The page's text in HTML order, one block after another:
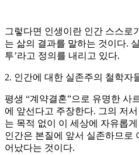
그렇다면 인생이란 인간 스스로
는 삶의 결과를 말하는 것이다.
투’라고 정의를 내리고 있다.
2. 인간에 대한 실존주의 철학자
평생 “계약결혼”으로 유명한 사
에 앞선다고 주장한다. 그의 저
는 목적 없이 이 세상에 자유롭
인간은 본질에 앞서 실존하므로
어났다는 것이다.